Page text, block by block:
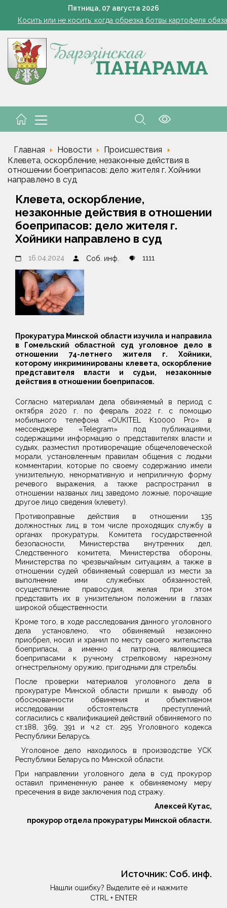
Пятница, 07 августа 2026
Семинар-совещание по охране труда профсоюза
Косить или не косить: когда обрезка ботвы картофеля
Включаем фары и продолжаем жать
расходы на проезд, если у работника нет
Семинар-совещание по охране труда профсоюза
Главная Новости
Происшествия
Клевета, оскорбление, незаконные действия в
отношении боеприпасов: дело жителя г. Хойники
направлено в суд
Клевета, оскорбление,
незаконные действия в отношении
боеприпасов: дело жителя г.
Хойники направлено в суд
16.04.2024 Соб. инф. 1111
Прокуратура Минской области изучила и направила
в Гомельский областной суд уголовное дело в
отношении 74-летнего жителя г. Хойники,
которому инкриминированы клевета, оскорбление
представителя власти и судьи, незаконные
действия в отношении боеприпасов.
Согласно материалам дела обвиняемый в период с
октября 2020 г. по февраль 2022 г. с помощью
мобильного телефона «OUKITEL K10000 Pro» в
мессенджере «Telegram» под публикациями,
содержащими информацию о представителях власти и
судьях, разместил противоречащие общечеловеческой
морали, установленным правилам общения с людьми
комментарии, которые по своему содержанию имели
унизительную, ненормативную и неприличную форму
речевого выражения, а также распространил в
отношении названых лиц заведомо ложные, порочащие
другое лицо сведения (клевету).
Противоправные действия в отношении 135
должностных лиц, в том числе проходящих службу в
органах прокуратуры, Комитета государственной
безопасности, Министерства внутренних дел,
Следственного комитета, Министерства обороны,
Министерства по чрезвычайным ситуациям, а также в
отношении судей обвиняемый совершал из мести за
выполнение ими служебных обязанностей,
осуществление правосудия, желая при этом
представить их в унизительном положении в глазах
широкой общественности.
Кроме того, в ходе расследования данного уголовного
дела установлено, что обвиняемый незаконно
приобрел, носил и хранил по месту своего жительства
боеприпасы, а именно 4 патрона, являющиеся
боеприпасами к ручному стрелковому нарезному
огнестрельному оружию, пригодными для стрельбы.
После проверки материалов уголовного дела в
прокуратуре Минской области пришли к выводу об
обоснованности обвинения и объективном
исследовании обстоятельств преступлений,
согласились с квалификацией действий обвиняемого по
ст.188, 369, 391 и ч.2 ст. 295 Уголовного кодекса
Республики Беларусь.
Уголовное дело находилось в производстве УСК
Республики Беларусь по Минской области.
При направлении уголовного дела в суд прокурор
оставил примененную ранее к обвиняемому меру
пресечения в виде заключения под стражу.
Алексей Кутас,
прокурор отдела прокуратуры Минской области.
Источник: Соб. инф.
Нашли ошибку? Выделите её и нажмите
CTRL + ENTER